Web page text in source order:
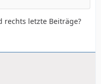
rechts letzte Beiträge?